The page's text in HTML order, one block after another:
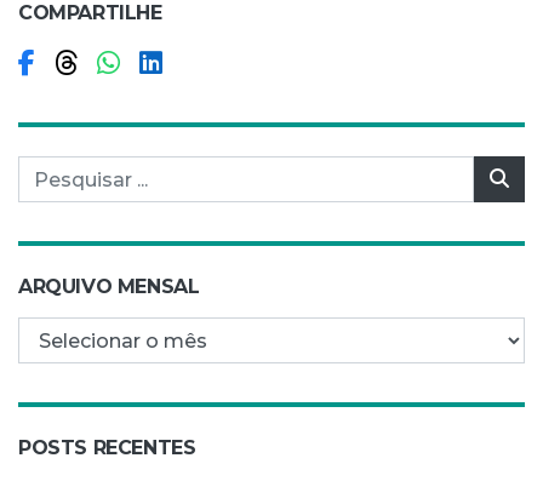
COMPARTILHE
Compartilhar no Facebook
Compartilhar no Threads
Compartilhar no WhatsApp
Compartilhar no LinkedIn
Pesquisar por:
ARQUIVO MENSAL
Arquivo mensal
POSTS RECENTES